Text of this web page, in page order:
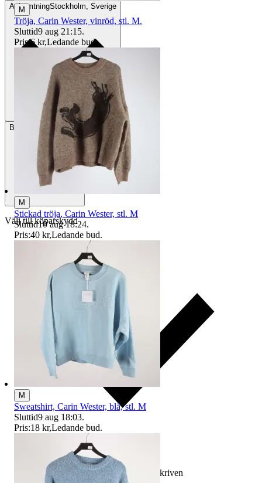
AvhämtningStockholm, Sverige
Betalning Via Tradera
Välj till köparskydd
Ersättning om varan inte är som beskriven
M
Tröja, Carin Wester, vinröd, stl. M.
Sluttid9 aug 21:15.
Pris:6 kr,Ledande bud.
M
Stickad tröja, Carin Wester, stl. M
Sluttid10 aug 18:24.
Pris:40 kr,Ledande bud.
M
Sweatshirt, Carin Wester, blå, stl. M
Sluttid9 aug 18:03.
Pris:18 kr,Ledande bud.